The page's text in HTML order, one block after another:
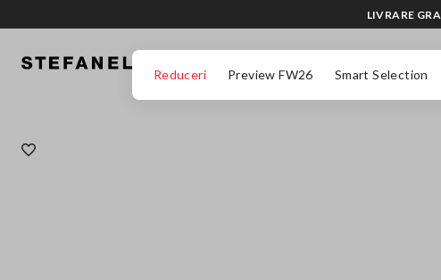
Reduceri Preview FW26 Smart Selection
LIVRARE